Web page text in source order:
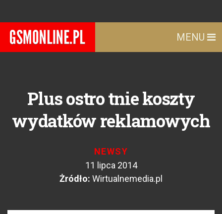
MENU
Plus ostro tnie koszty
wydatków reklamowych
NEWSY
11 lipca 2014
Żródło: Wirtualnemedia.pl